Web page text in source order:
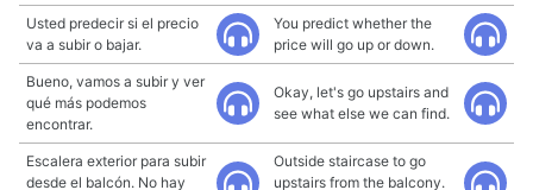
Usted predecir si el precio
va a subir o bajar.
You predict whether the
price will go up or down.
Bueno, vamos a subir y ver
qué más podemos
encontrar.
Okay, let's go upstairs and
see what else we can find.
Escalera exterior para subir
desde el balcón. No hay
Outside staircase to go
upstairs from the balcony.